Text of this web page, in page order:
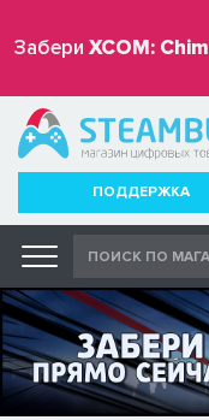
Забери XCOM:
ПОДДЕРЖКА